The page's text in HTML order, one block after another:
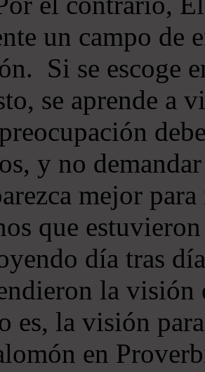
un campo de
Si se escoge
se aprende a
y no
mejor
que
día tras
la visión
es, la visión
en